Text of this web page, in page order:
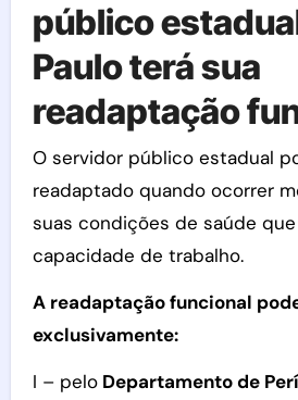
público
Paulo terá sua
readaptação
O servidor público estadual
readaptado quando ocorrer
suas condições de saúde
capacidade de trabalho.
A readaptação funcional
exclusivamente:
I – peloDepartamento de